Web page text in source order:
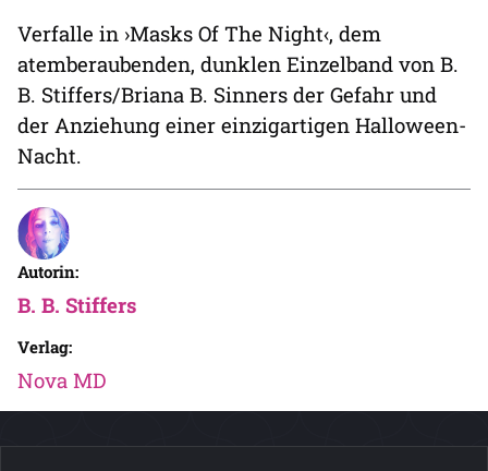
Verfalle in ›Masks Of The Night‹, dem
atemberaubenden, dunklen Einzelband von B.
B. Stiffers/Briana B. Sinners der Gefahr und
der Anziehung einer einzigartigen Halloween-
Nacht.
Autorin:
B. B. Stiffers
Verlag:
Nova MD